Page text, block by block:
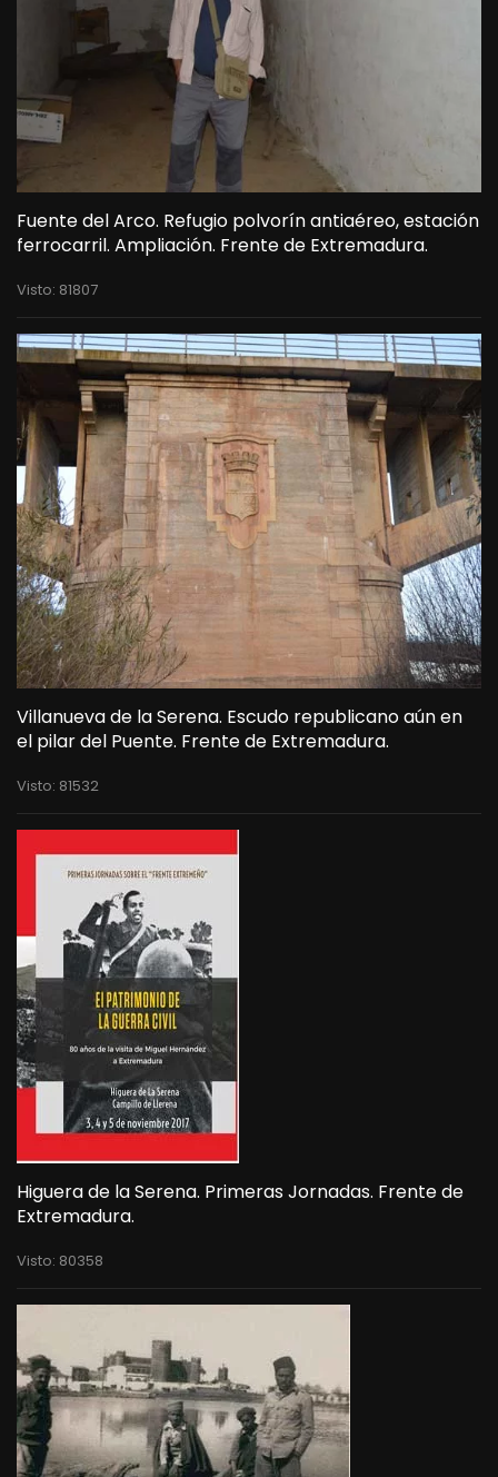
Fuente del Arco. Refugio polvorín antiaéreo, estación
ferrocarril. Ampliación. Frente de Extremadura.
Visto: 81807
Villanueva de la Serena. Escudo republicano aún en
el pilar del Puente. Frente de Extremadura.
Visto: 81532
Higuera de la Serena. Primeras Jornadas. Frente de
Extremadura.
Visto: 80358